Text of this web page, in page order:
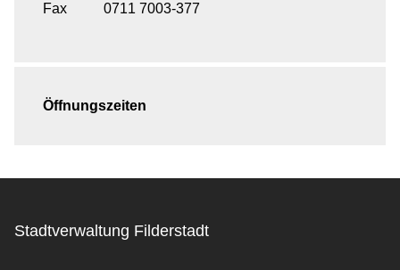
Fax
0711 7003-377
Öffnungszeiten
Stadtverwaltung Filderstadt